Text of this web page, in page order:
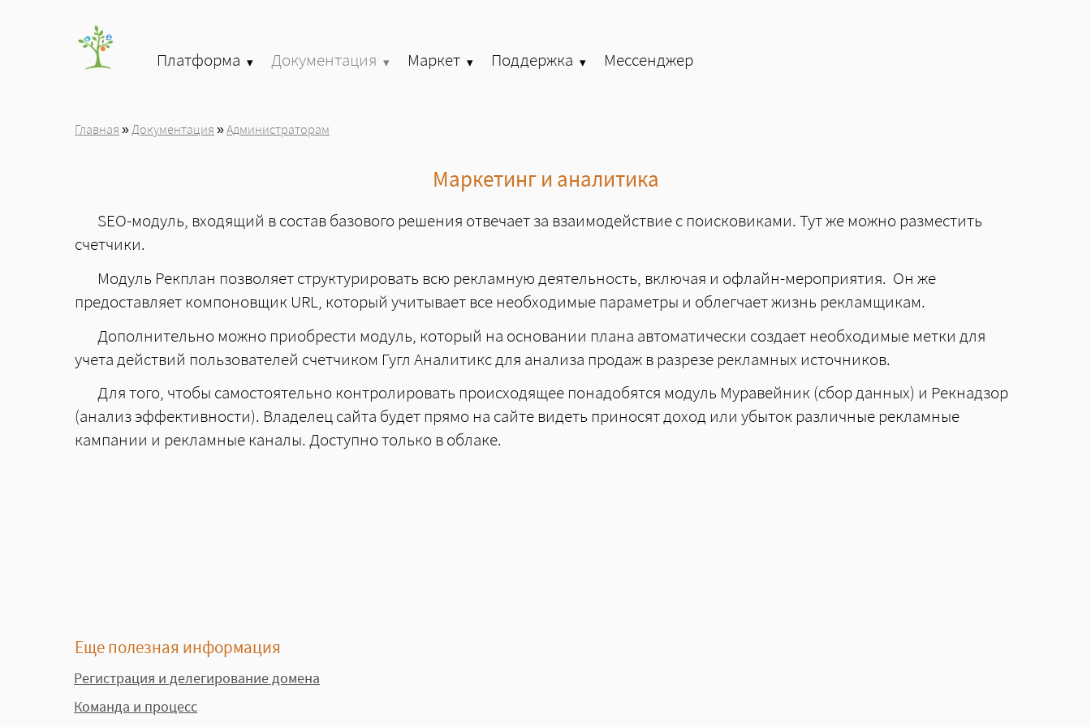
Платформа Документация Маркет Поддержка Мессенджер
Вы здесь
Главная »Документация »Администраторам
Маркетинг и аналитика
SEO-модуль, входящий в состав базового решения отвечает за взаимодействие с поисковиками. Тут же можно разместить
счетчики.
Модуль Рекплан позволяет структурировать всю рекламную деятельность, включая и офлайн-мероприятия. Он же
предоставляет компоновщик URL, который учитывает все необходимые параметры и облегчает жизнь рекламщикам.
Дополнительно можно приобрести модуль, который на основании плана автоматически создает необходимые метки для
учета действий пользователей счетчиком Гугл Аналитикс для анализа продаж в разрезе рекламных источников.
Для того, чтобы самостоятельно контролировать происходящее понадобятся модуль Муравейник (сбор данных) и Рекнадзор
(анализ эффективности). Владелец сайта будет прямо на сайте видеть приносят доход или убыток различные рекламные
кампании и рекламные каналы. Доступно только в облаке.
Еще полезная информация
Регистрация и делегирование домена
Команда и процесс